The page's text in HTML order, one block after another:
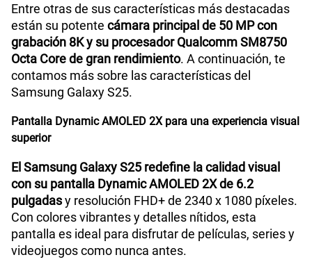
WiFI
Peso
Bluetooth
Cámara de fotos Principal 50MP + 10MP + 12MP
Cámara de fotos Frontal 12MP
Entre otras de sus características más destacadas
están su potente cámara principal de 50 MP con
grabación 8K y su procesador Qualcomm SM8750
Octa Core de gran rendimiento. A continuación, te
contamos más sobre las características del
Samsung Galaxy S25.
Pantalla Dynamic AMOLED 2X para una experiencia visual
superior
El Samsung Galaxy S25 redefine la calidad visual
con su pantalla Dynamic AMOLED 2X de 6.2
pulgadasy resolución FHD+ de 2340 x 1080 píxeles.
Con colores vibrantes y detalles nítidos, esta
pantalla es ideal para disfrutar de películas, series y
videojuegos como nunca antes.